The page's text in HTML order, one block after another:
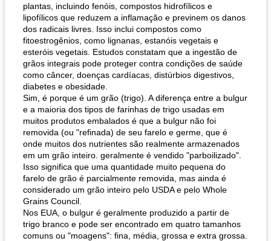
plantas, incluindo fenóis, compostos hidrofílicos e
lipofílicos que reduzem a inflamação e previnem os danos
dos radicais livres. Isso inclui compostos como
fitoestrogênios, como lignanas, estanóis vegetais e
esteróis vegetais. Estudos constatam que a ingestão de
grãos integrais pode proteger contra condições de saúde
como câncer, doenças cardíacas, distúrbios digestivos,
diabetes e obesidade.
Sim, é porque é um grão (trigo). A diferença entre a bulgur
e a maioria dos tipos de farinhas de trigo usadas em
muitos produtos embalados é que a bulgur não foi
removida (ou "refinada) de seu farelo e germe, que é
onde muitos dos nutrientes são realmente armazenados
em um grão inteiro. geralmente é vendido "parboilizado".
Isso significa que uma quantidade muito pequena do
farelo de grão é parcialmente removida, mas ainda é
considerado um grão inteiro pelo USDA e pelo Whole
Grains Council.
Nos EUA, o bulgur é geralmente produzido a partir de
trigo branco e pode ser encontrado em quatro tamanhos
comuns ou "moagens": fina, média, grossa e extra grossa.